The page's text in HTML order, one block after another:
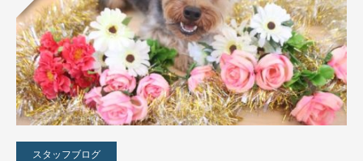
スタッフブログ